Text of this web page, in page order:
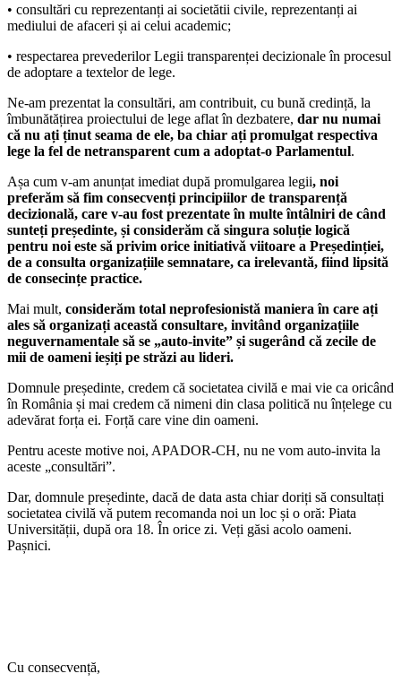
• consultări cu reprezentanți ai societătii civile, reprezentanți ai
mediului de afaceri și ai celui academic;
• respectarea prevederilor Legii transparenței decizionale în procesul
de adoptare a textelor de lege.
Ne-am prezentat la consultări, am contribuit, cu bună credință, la
îmbunătățirea proiectului de lege aflat în dezbatere, dar nu numai
că nu ați ținut seama de ele, ba chiar ați promulgat respectiva
lege la fel de netransparent cum a adoptat-o Parlamentul.
Așa cum v-am anunțat imediat după promulgarea legii, noi
preferăm să fim consecvenți principiilor de transparență
decizională, care v-au fost prezentate în multe întâlniri de când
sunteți președinte, și considerăm că singura soluție logică
pentru noi este să privim orice initiativă viitoare a Președinției,
de a consulta organizațiile semnatare, ca irelevantă, fiind lipsită
de consecințe practice.
Mai mult, considerăm total neprofesionistă maniera în care ați
ales să organizați această consultare, invitând organizațiile
neguvernamentale să se „auto-invite” și sugerând că zecile de
mii de oameni ieșiți pe străzi au lideri.
Domnule președinte, credem că societatea civilă e mai vie ca oricând
în România și mai credem că nimeni din clasa politică nu înțelege cu
adevărat forța ei. Forță care vine din oameni.
Pentru aceste motive noi, APADOR-CH, nu ne vom auto-invita la
aceste „consultări”.
Dar, domnule președinte, dacă de data asta chiar doriți să consultați
societatea civilă vă putem recomanda noi un loc și o oră: Piata
Universității, după ora 18. În orice zi. Veți găsi acolo oameni.
Pașnici.
Cu consecvență,